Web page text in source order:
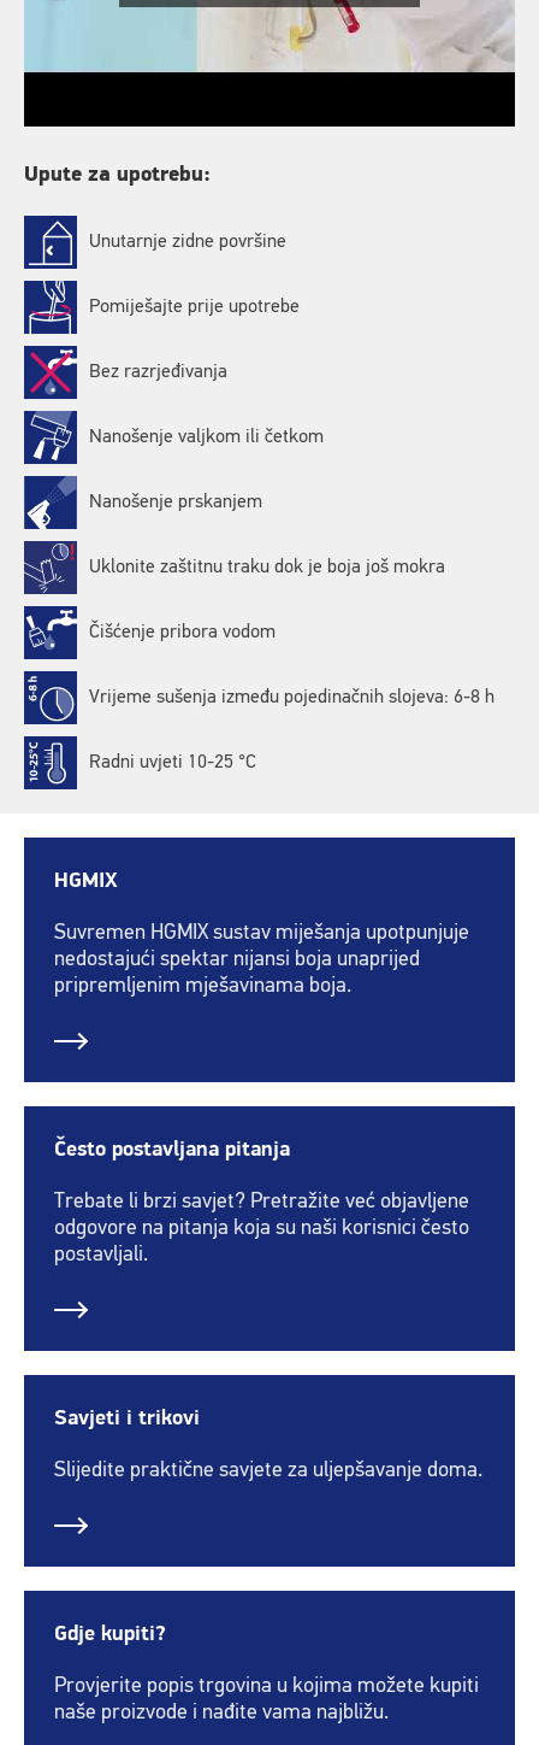
Upute za upotrebu:
Unutarnje zidne površine
Pomiješajte prije upotrebe
Bez razrjeđivanja
Nanošenje valjkom ili četkom
Nanošenje prskanjem
Uklonite zaštitnu traku dok je boja još mokra
Čišćenje pribora vodom
Vrijeme sušenja između pojedinačnih slojeva: 6-8 h
Radni uvjeti 10-25 °C
HGMIX
Suvremen HGMIX sustav miješanja upotpunjuje
nedostajući spektar nijansi boja unaprijed
pripremljenim mješavinama boja.
Često postavljana pitanja
Trebate li brzi savjet? Pretražite već objavljene
odgovore na pitanja koja su naši korisnici često
postavljali.
Savjeti i trikovi
Slijedite praktične savjete za uljepšavanje doma.
Gdje kupiti?
Provjerite popis trgovina u kojima možete kupiti
naše proizvode i nađite vama najbližu.